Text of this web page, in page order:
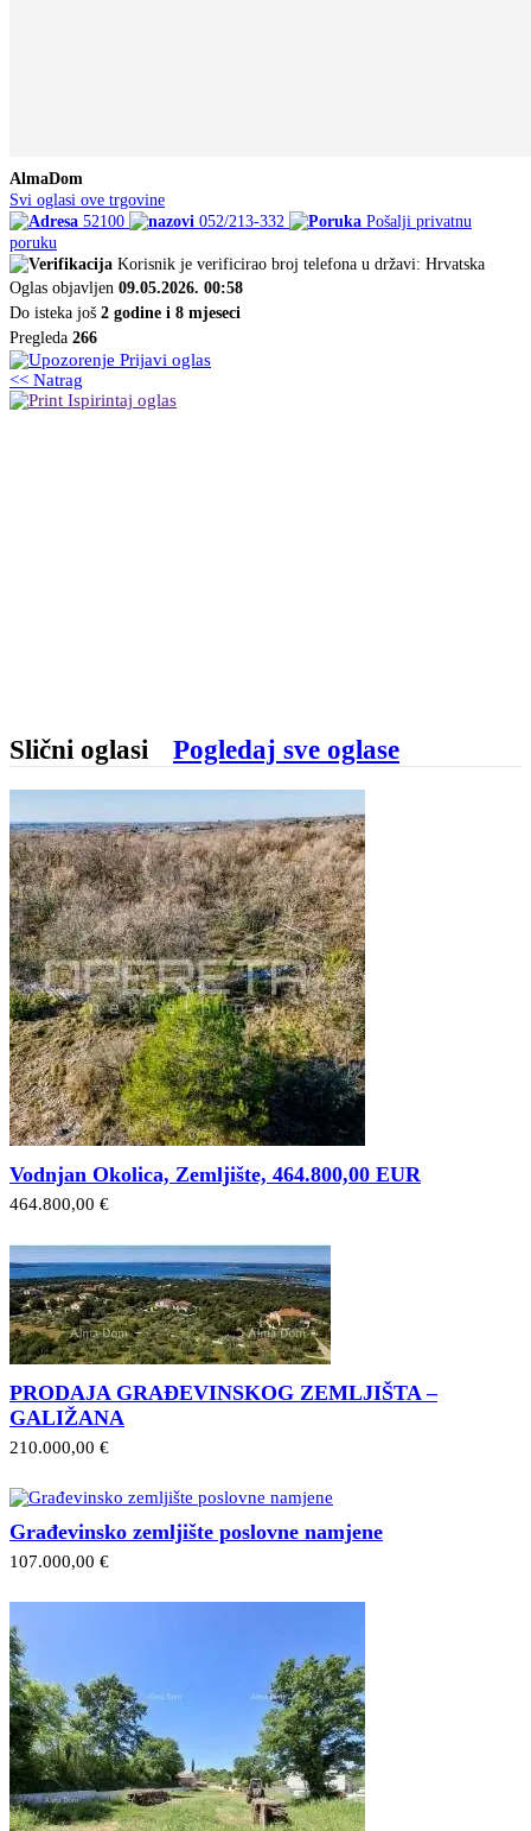
AlmaDom
Svi oglasi ove trgovine
52100
052/213-332
Pošalji privatnu
poruku
Korisnik je verificirao broj telefona u državi: Hrvatska
Oglas objavljen 09.05.2026. 00:58
Do isteka još 2 godine i 8 mjeseci
Pregleda 266
Prijavi oglas
<< Natrag
Ispirintaj oglas
Slični oglasi Pogledaj sve oglase
Vodnjan Okolica, Zemljište, 464.800,00 EUR
464.800,00 €
PRODAJA GRAĐEVINSKOG ZEMLJIŠTA –
GALIŽANA
210.000,00 €
Građevinsko zemljište poslovne namjene
107.000,00 €